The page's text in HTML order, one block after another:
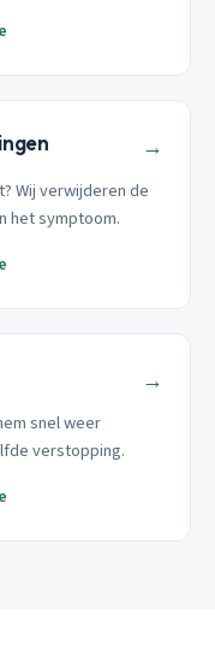
→
Wij verwijderen de
het symptoom.
→
snel weer
verstopping.